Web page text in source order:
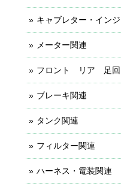
キャブレター・イン
メーター関連
フロント リア 足回
ブレーキ関連
タンク関連
フィルター関連
ハーネス・電装関連